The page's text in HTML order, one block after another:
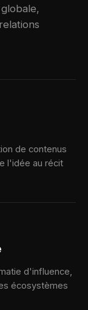
de contenus
l'idée au récit
d'influence,
écosystèmes